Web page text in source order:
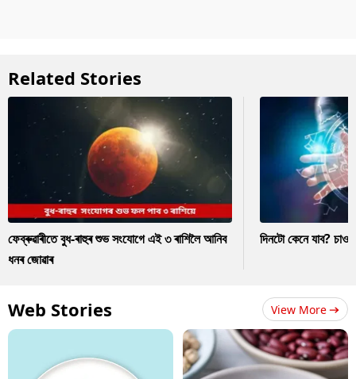
Related Stories
ফেব্ৰুৱাৰীতে বুধ-ৰাহুৰ শুভ সংযোগে এই ৩ ৰাশিলৈ আনিব
ধনৰ জোৱাৰ
দিনটো কেনে যাব?
Web Stories View More